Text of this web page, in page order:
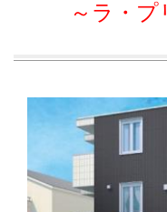
～ラ・プ